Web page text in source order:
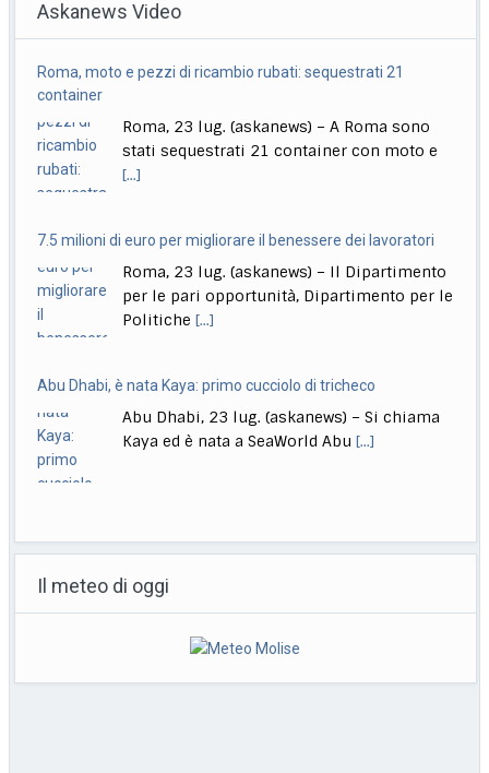
Milano, 23 lug. (askanews) – "Oasis: Don’t Look Back In
Anger", il documentario dedicato alla[...]
Ciclismo, Carapaz vince la 18esima tappa. Pogacar controlla
Roma, 23 lug. (askanews) – Richard Carapaz conquista
la 18ª tappa del Tour de France [...]
Askanews Video
Roma, moto e pezzi di ricambio rubati: sequestrati 21
container
Roma, 23 lug. (askanews) – A Roma sono
stati sequestrati 21 container con moto e
[...]
7.5 milioni di euro per migliorare il benessere dei lavoratori
Roma, 23 lug. (askanews) – Il Dipartimento
per le pari opportunità, Dipartimento per le
Politiche[...]
Abu Dhabi, è nata Kaya: primo cucciolo di tricheco
Abu Dhabi, 23 lug. (askanews) – Si chiama
Kaya ed è nata a SeaWorld Abu[...]
mobile, di un orizzonte al centro del
programma[...]
Il meteo di oggi